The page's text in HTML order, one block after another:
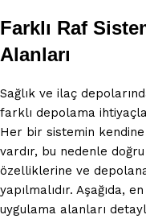
Farklı Raf
Alanları
Sağlık ve ilaç
farklı depolama
Her bir sistemin
vardır, bu nedenle
özelliklerine ve
yapılmalıdır. Aşağıda,
uygulama alanları